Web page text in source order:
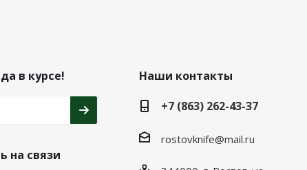
в курсе!
на связи
Наши контакты
+7 (863) 262-43-37
rostovknife@mail.ru